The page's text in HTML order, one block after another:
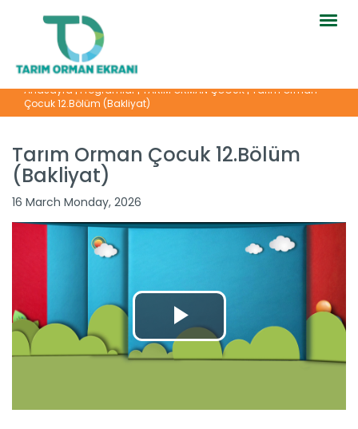
Anasayfa|Programlar|TARIM ORMAN ÇOCUK|Tarım Orman
Çocuk 12.Bölüm (Bakliyat)
Tarım Orman Çocuk 12.Bölüm
(Bakliyat)
16 March Monday, 2026
Tarım Orman Çocuk 8.Bölüm...
Devamını Oku ->